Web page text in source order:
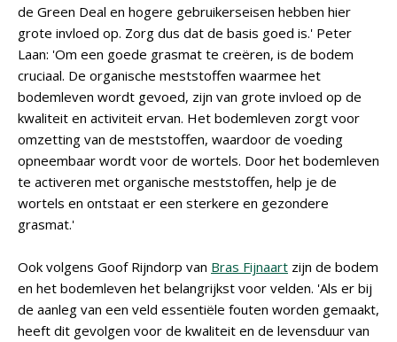
de Green Deal en hogere gebruikerseisen hebben hier
grote invloed op. Zorg dus dat de basis goed is.' Peter
Laan: 'Om een goede grasmat te creëren, is de bodem
cruciaal. De organische meststoffen waarmee het
bodemleven wordt gevoed, zijn van grote invloed op de
kwaliteit en activiteit ervan. Het bodemleven zorgt voor
omzetting van de meststoffen, waardoor de voeding
opneembaar wordt voor de wortels. Door het bodemleven
te activeren met organische meststoffen, help je de
wortels en ontstaat er een sterkere en gezondere
grasmat.'
Ook volgens Goof Rijndorp van Bras Fijnaart zijn de bodem
en het bodemleven het belangrijkst voor velden. 'Als er bij
de aanleg van een veld essentiële fouten worden gemaakt,
heeft dit gevolgen voor de kwaliteit en de levensduur van